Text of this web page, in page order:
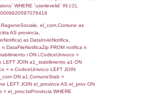
H (pubblico) - DESCRIZIONE
E RIEPILOGO SOSTANZE
ALL'ALLEGATO 1 DEL DECRETO
DIRETTIVA 2012/18/UE
L (pubblico) - INFORMAZIONI